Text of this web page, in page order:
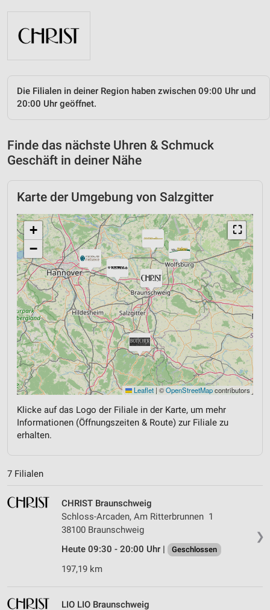
Die Filialen in deiner Region haben zwischen 09:00 Uhr und
20:00 Uhr geöffnet.
Finde das nächste Uhren & Schmuck
Geschäft in deiner Nähe
Karte der Umgebung von Salzgitter
⛶
+
−
Leaflet | ©OpenStreetMapcontributors
Klicke auf das Logo der Filiale in der Karte, um mehr
Informationen (Öffnungszeiten & Route) zur Filiale zu
erhalten.
7 Filialen
❯
CHRIST Braunschweig
Schloss-Arcaden, Am Ritterbrunnen 1
38100 Braunschweig
Heute 09:30 - 20:00 Uhr |
Geschlossen
197,19 km
LIO LIO Braunschweig